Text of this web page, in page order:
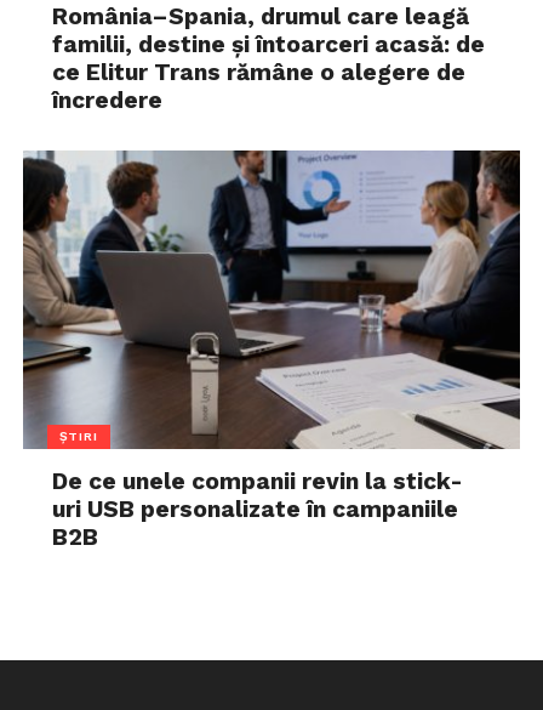
România–Spania, drumul care leagă
familii, destine și întoarceri acasă: de
ce Elitur Trans rămâne o alegere de
încredere
ȘTIRI
De ce unele companii revin la stick-
uri USB personalizate în campaniile
B2B